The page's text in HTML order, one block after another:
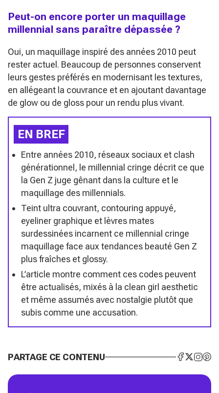
Peut-on encore porter un maquillage
millennial sans paraître dépassée ?
Oui, un maquillage inspiré des années 2010 peut
rester actuel. Beaucoup de personnes conservent
leurs gestes préférés en modernisant les textures,
en allégeant la couvrance et en ajoutant davantage
de glow ou de gloss pour un rendu plus vivant.
EN BREF
Entre années 2010, réseaux sociaux et clash
générationnel, le millennial cringe décrit ce que
la Gen Z juge gênant dans la culture et le
maquillage des millennials.
Teint ultra couvrant, contouring appuyé,
eyeliner graphique et lèvres mates
surdessinées incarnent ce millennial cringe
maquillage face aux tendances beauté Gen Z
plus fraîches et glossy.
L’article montre comment ces codes peuvent
être actualisés, mixés à la clean girl aesthetic
et même assumés avec nostalgie plutôt que
subis comme une accusation.
PARTAGE CE CONTENU